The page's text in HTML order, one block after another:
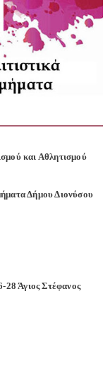
και Αθλητισμού
Δήμου Διονύσου
Άγιος Στέφανος